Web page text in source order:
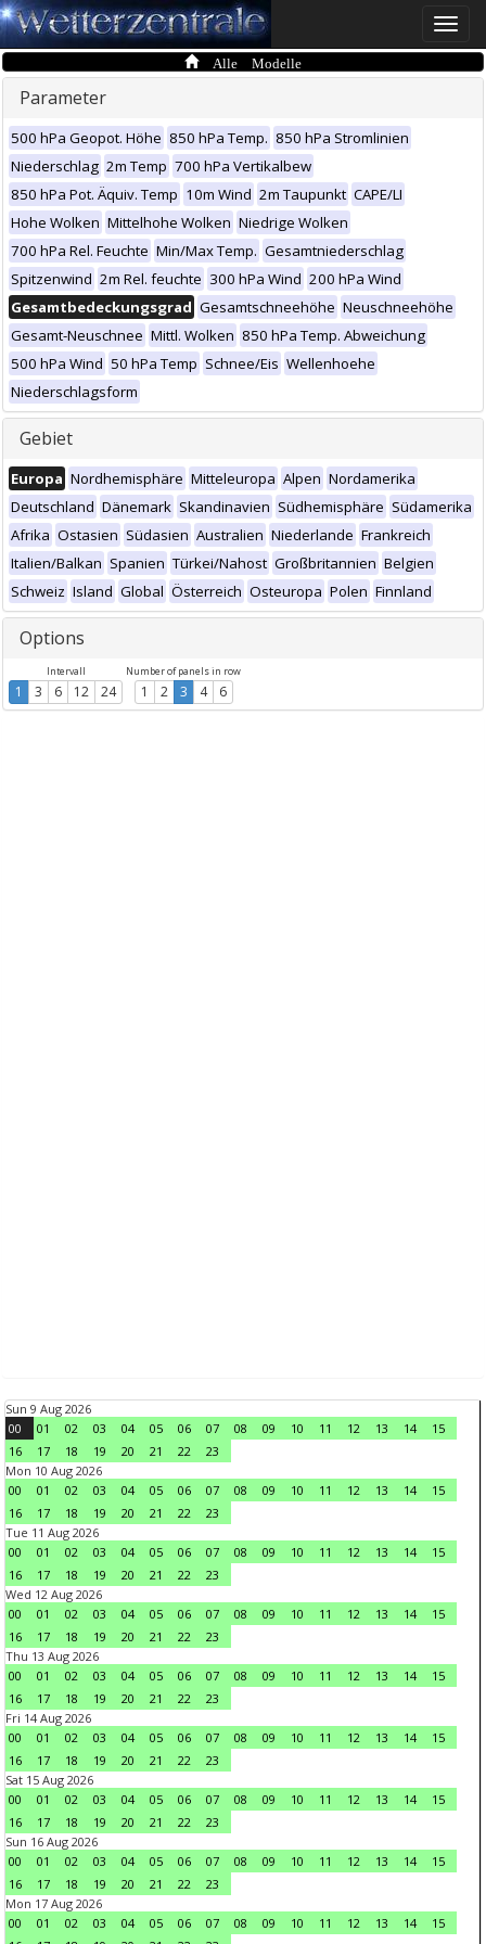
Toggle
Alle Modelle
Parameter
500 hPa Geopot. Höhe 850 hPa Temp. 850 hPa Stromlinien
Niederschlag 2m Temp 700 hPa Vertikalbew
850 hPa Pot. Äquiv. Temp 10m Wind 2m Taupunkt CAPE/LI
Hohe Wolken Mittelhohe Wolken Niedrige Wolken
700 hPa Rel. Feuchte Min/Max Temp. Gesamtniederschlag
Spitzenwind 2m Rel. feuchte 300 hPa Wind 200 hPa Wind
Gesamtbedeckungsgrad Gesamtschneehöhe Neuschneehöhe
Gesamt-Neuschnee Mittl. Wolken 850 hPa Temp. Abweichung
500 hPa Wind 50 hPa Temp Schnee/Eis Wellenhoehe
Niederschlagsform
Gebiet
Europa Nordhemisphäre Mitteleuropa Alpen Nordamerika
Deutschland Dänemark Skandinavien Südhemisphäre Südamerika
Afrika Ostasien Südasien Australien Niederlande Frankreich
Italien/Balkan Spanien Türkei/Nahost Großbritannien Belgien
Schweiz Island Global Österreich Osteuropa Polen Finnland
Options
Intervall
1 3 6 12 24
Number of panels in row
1 2 3 4 6
Sun 9 Aug 2026
00
01 02 03 04 05 06 07 08 09 10 11 12 13 14
15
16
17 18 19 20 21 22
23
Mon 10 Aug 2026
00
01 02 03 04 05 06 07 08 09 10 11 12 13 14
15
16
17 18 19 20 21 22
23
Tue 11 Aug 2026
00
01 02 03 04 05 06 07 08 09 10 11 12 13 14
15
16
17 18 19 20 21 22
23
Wed 12 Aug 2026
00
01 02 03 04 05 06 07 08 09 10 11 12 13 14
15
16
17 18 19 20 21 22
23
Thu 13 Aug 2026
00
01 02 03 04 05 06 07 08 09 10 11 12 13 14
15
16
17 18 19 20 21 22
23
Fri 14 Aug 2026
00
01 02 03 04 05 06 07 08 09 10 11 12 13 14
15
16
17 18 19 20 21 22
23
Sat 15 Aug 2026
00
01 02 03 04 05 06 07 08 09 10 11 12 13 14
15
16
17 18 19 20 21 22
23
Sun 16 Aug 2026
00
01 02 03 04 05 06 07 08 09 10 11 12 13 14
15
16
17 18 19 20 21 22
23
Mon 17 Aug 2026
00
01 02 03 04 05 06 07 08 09 10 11 12 13 14
15